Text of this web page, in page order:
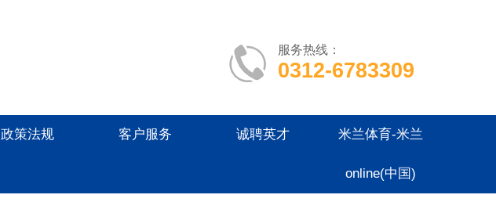
服务热线：
0312-6783309
政策法规 客户服务 诚聘英才 米兰体育-米兰
online(中国)